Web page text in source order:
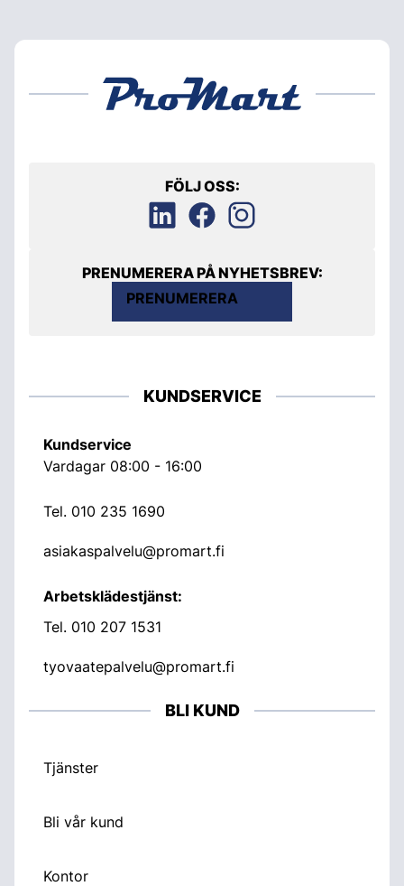
FÖLJ OSS:
PRENUMERERA PÅ NYHETSBREV:
PRENUMERERA
KUNDSERVICE
Kundservice
Vardagar 08:00 - 16:00
Tel. 010 235 1690
asiakaspalvelu@promart.fi
Arbetsklädestjänst:
Tel. 010 207 1531
tyovaatepalvelu@promart.fi
BLI KUND
Tjänster
Bli vår kund
Kontor